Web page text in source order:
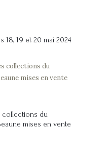
18, 19 et 20 mai 2024
collections du
mises en vente